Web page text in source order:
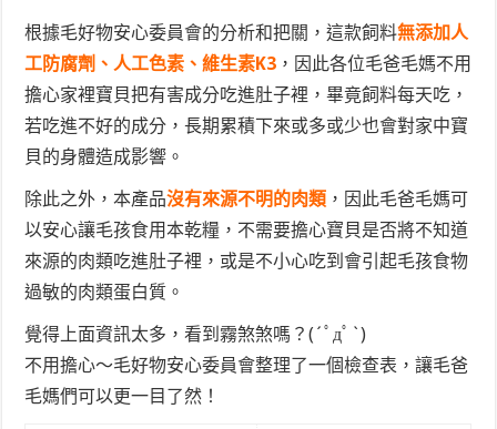
根據毛好物安心委員會的分析和把關，這款飼料無添加人
工防腐劑、人工色素、維生素K3 ，因此各位毛爸毛媽不用
擔心家裡寶貝把有害成分吃進肚子裡，畢竟飼料每天吃，
若吃進不好的成分，長期累積下來或多或少也會對家中寶
貝的身體造成影響。
除此之外，本產品沒有來源不明的肉類 ，因此毛爸毛媽可
以安心讓毛孩食用本乾糧，不需要擔心寶貝是否將不知道
來源的肉類吃進肚子裡，或是不小心吃到會引起毛孩食物
過敏的肉類蛋白質。
覺得上面資訊太多，看到霧煞煞嗎？(´ﾟдﾟ`)
不用擔心～毛好物安心委員會整理了一個檢查表，讓毛爸
毛媽們可以更一目了然！